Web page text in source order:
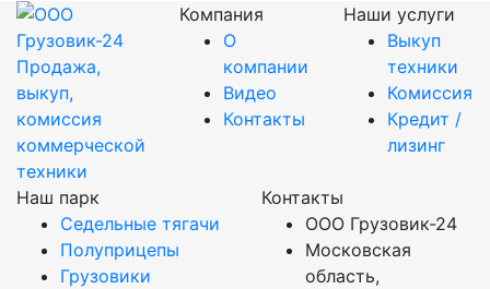
Продажа,
выкуп,
комиссия
коммерческой
техники
Компания
О
компании
Видео
Контакты
Наши услуги
Выкуп
техники
Комиссия
Кредит /
лизинг
Наш парк
Седельные тягачи
Полуприцепы
Грузовики
Контакты
ООО Грузовик-24
Московская
область,